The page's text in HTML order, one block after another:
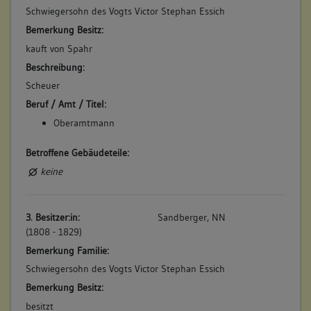
(1807 - 1868)
Oberamtmann Sandberger kaufte das Gebäude im Jahr 1807.
Schon im darauf folgenden Jahr ließ er es zum Wohnhaus
dieses, im Jahr 1868, in städtische Obhut über.
Betroffene Gebäudeteile:
keine
Bauwerkstyp:
Wohnbauten
Verwendete Materialien
Dachform
Satteldach
Steinbau Mauerwerk
Bruchstein
Schwiegersohn des Vogts Victor Stephan Essich
Bemerkung Besitz:
kauft von Spahr
Beschreibung:
Scheuer
Beruf / Amt / Titel:
Oberamtmann
Betroffene Gebäudeteile:
keine
3. Besitzer:in:
(1808 - 1829)
Sandberger, NN
Bemerkung Familie:
Schwiegersohn des Vogts Victor Stephan Essich
Bemerkung Besitz:
besitzt